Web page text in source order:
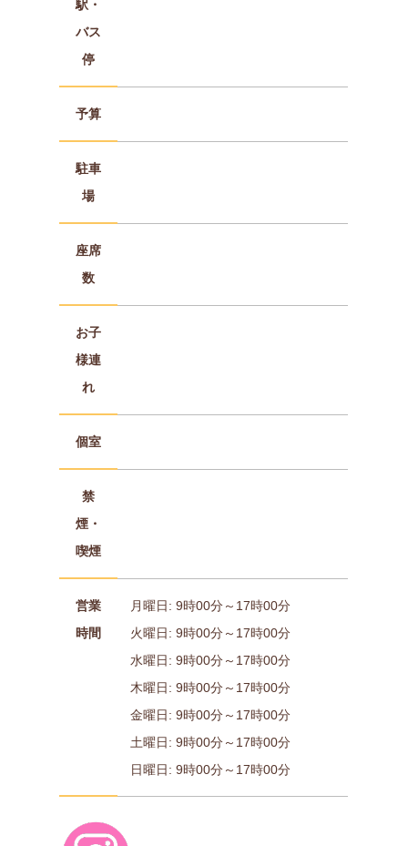
駅・
バス
停
予算
駐車
場
座席
数
お子
様連
れ
個室
禁
煙・
喫煙
営業
時間
月曜日: 9時00分～17時00分
火曜日: 9時00分～17時00分
水曜日: 9時00分～17時00分
木曜日: 9時00分～17時00分
金曜日: 9時00分～17時00分
土曜日: 9時00分～17時00分
日曜日: 9時00分～17時00分